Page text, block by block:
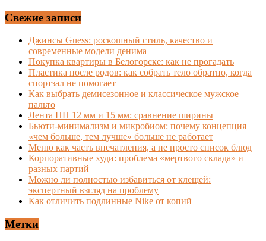
Свежие записи
Джинсы Guess: роскошный стиль, качество и
современные модели денима
Покупка квартиры в Белогорске: как не прогадать
Пластика после родов: как собрать тело обратно, когда
спортзал не помогает
Как выбрать демисезонное и классическое мужское
пальто
Лента ПП 12 мм и 15 мм: сравнение ширины
Бьюти-минимализм и микробиом: почему концепция
«чем больше, тем лучше» больше не работает
Меню как часть впечатления, а не просто список блюд
Корпоративные худи: проблема «мертвого склада» и
разных партий
Можно ли полностью избавиться от клещей:
экспертный взгляд на проблему
Как отличить подлинные Nike от копий
Метки